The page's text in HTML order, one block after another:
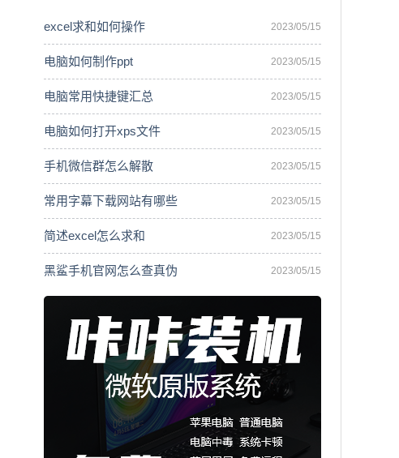
excel求和如何操作 2023/05/15
电脑如何制作ppt 2023/05/15
电脑常用快捷键汇总 2023/05/15
电脑如何打开xps文件 2023/05/15
手机微信群怎么解散 2023/05/15
常用字幕下载网站有哪些 2023/05/15
简述excel怎么求和 2023/05/15
黑鲨手机官网怎么查真伪 2023/05/15